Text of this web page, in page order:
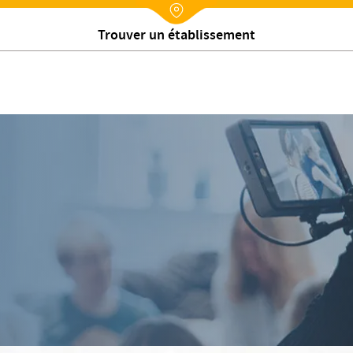
Nx:Annuaire
Trouver un établissement